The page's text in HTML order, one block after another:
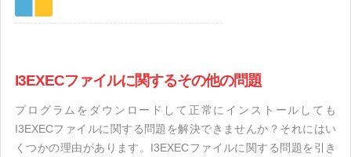
I3EXECファイルに関するその他の問題
プログラムをダウンロードして正常にインストールしても
I3EXECファイルに関する問題を解決できませんか？それにはい
くつかの理由があります。I3EXECファイルに関する問題を引き